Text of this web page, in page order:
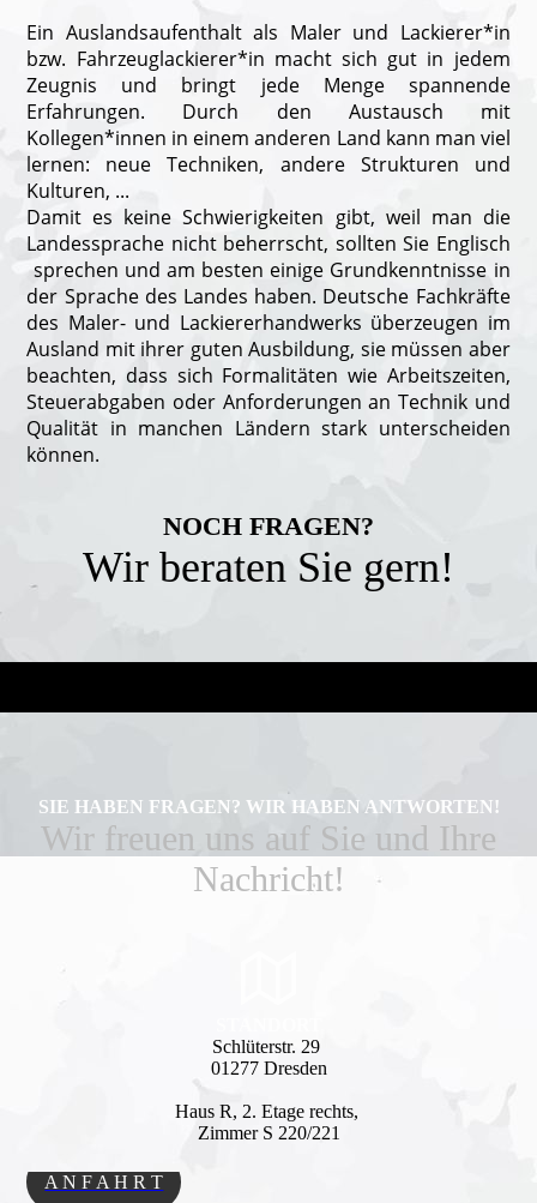
Ein Auslandsaufenthalt als Maler und Lackierer*in
bzw. Fahrzeuglackierer*in macht sich gut in jedem
Zeugnis und bringt jede Menge spannende
Erfahrungen. Durch den Austausch mit
Kollegen*innen in einem anderen Land kann man viel
lernen: neue Techniken, andere Strukturen und
Kulturen, ...
Damit es keine Schwierigkeiten gibt, weil man die
Landessprache nicht beherrscht, sollten Sie Englisch
sprechen und am besten einige Grundkenntnisse in
der Sprache des Landes haben. Deutsche Fachkräfte
des Maler- und Lackiererhandwerks überzeugen im
Ausland mit ihrer guten Ausbildung, sie müssen aber
beachten, dass sich Formalitäten wie Arbeitszeiten,
Steuerabgaben oder Anforderungen an Technik und
Qualität in manchen Ländern stark unterscheiden
können.
NOCH FRAGEN?
Wir beraten Sie gern!
SIE HABEN FRAGEN? WIR HABEN ANTWORTEN!
Wir freuen uns auf Sie und Ihre
Nachricht!
Schlüterstr. 29
01277 Dresden
Haus R, 2. Etage rechts,
Zimmer S 220/221
A N F A H R T